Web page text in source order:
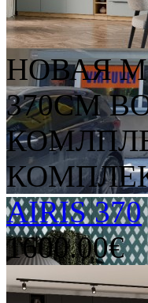
НОВАЯ
370СМ
AIRIS 370
1600.00€